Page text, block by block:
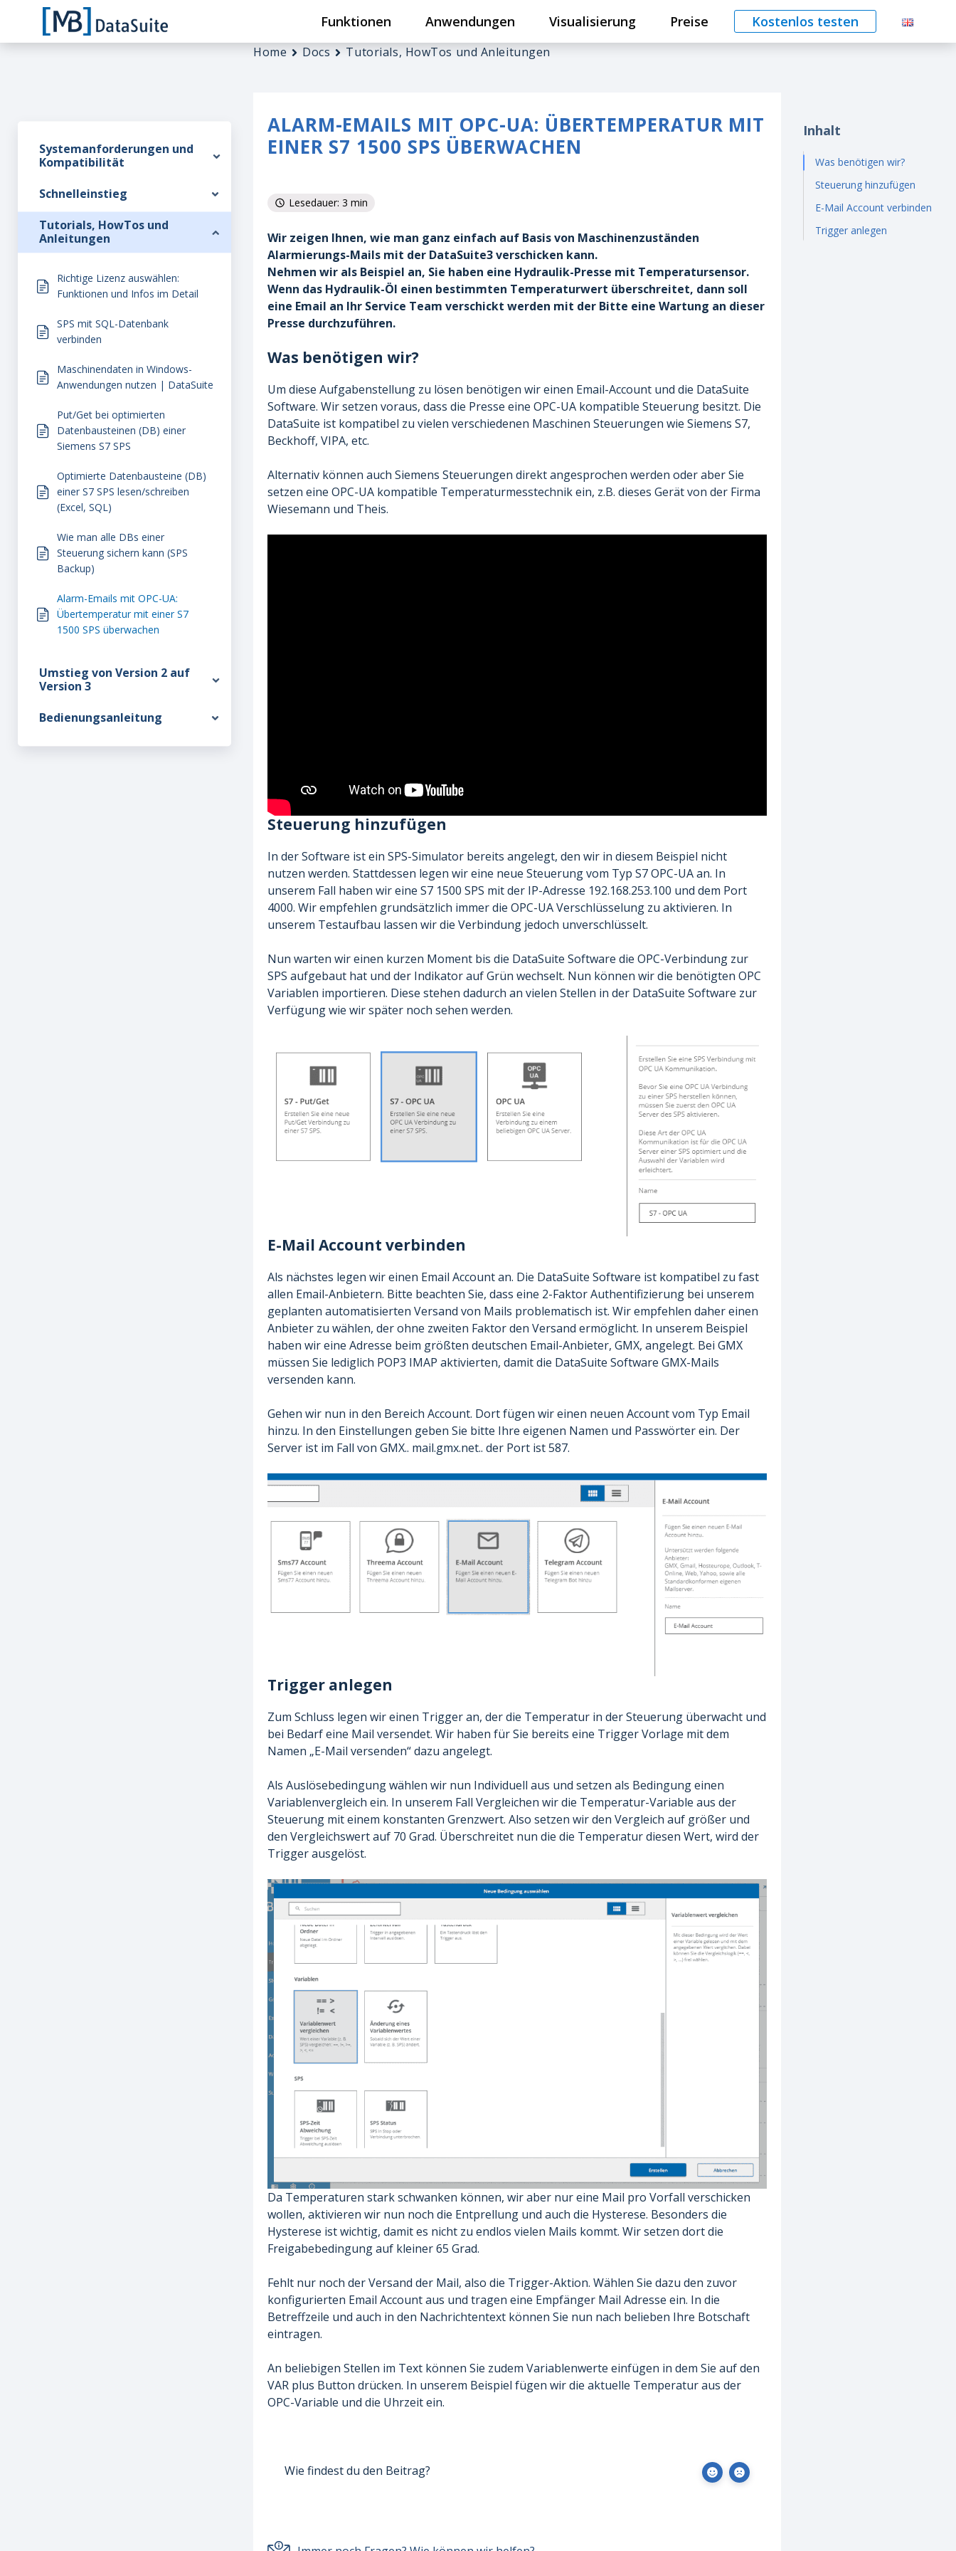
Funktionen Anwendungen Visualisierung Preise Kostenlos testen
Systemanforderungen und
Kompatibilität
Schnelleinstieg
Tutorials, HowTos und
Anleitungen
Richtige Lizenz auswählen:
Funktionen und Infos im Detail
SPS mit SQL-Datenbank
verbinden
Maschinendaten in Windows-
Anwendungen nutzen | DataSuite
Put/Get bei optimierten
Datenbausteinen (DB) einer
Siemens S7 SPS
Optimierte Datenbausteine (DB)
einer S7 SPS lesen/schreiben
(Excel, SQL)
Wie man alle DBs einer
Steuerung sichern kann (SPS
Backup)
Alarm-Emails mit OPC-UA:
Übertemperatur mit einer S7
1500 SPS überwachen
Umstieg von Version 2 auf
Version 3
Bedienungsanleitung
Home Docs Tutorials, HowTos und Anleitungen
ALARM-EMAILS MIT OPC-UA: ÜBERTEMPERATUR MIT
EINER S7 1500 SPS ÜBERWACHEN
Lesedauer: 3 min
Wir zeigen Ihnen, wie man ganz einfach auf Basis von Maschinenzuständen
Alarmierungs-Mails mit der DataSuite3 verschicken kann.
Nehmen wir als Beispiel an, Sie haben eine Hydraulik-Presse mit Temperatursensor.
Wenn das Hydraulik-Öl einen bestimmten Temperaturwert überschreitet, dann soll
eine Email an Ihr Service Team verschickt werden mit der Bitte eine Wartung an dieser
Presse durchzuführen.
Was benötigen wir?
Um diese Aufgabenstellung zu lösen benötigen wir einen Email-Account und die DataSuite
Software. Wir setzen voraus, dass die Presse eine OPC-UA kompatible Steuerung besitzt. Die
DataSuite ist kompatibel zu vielen verschiedenen Maschinen Steuerungen wie Siemens S7,
Beckhoff, VIPA, etc.
Alternativ können auch Siemens Steuerungen direkt angesprochen werden oder aber Sie
setzen eine OPC-UA kompatible Temperaturmesstechnik ein, z.B. dieses Gerät von der Firma
Wiesemann und Theis.
Steuerung hinzufügen
In der Software ist ein SPS-Simulator bereits angelegt, den wir in diesem Beispiel nicht
nutzen werden. Stattdessen legen wir eine neue Steuerung vom Typ S7 OPC-UA an. In
unserem Fall haben wir eine S7 1500 SPS mit der IP-Adresse 192.168.253.100 und dem Port
4000. Wir empfehlen grundsätzlich immer die OPC-UA Verschlüsselung zu aktivieren. In
unserem Testaufbau lassen wir die Verbindung jedoch unverschlüsselt.
Nun warten wir einen kurzen Moment bis die DataSuite Software die OPC-Verbindung zur
SPS aufgebaut hat und der Indikator auf Grün wechselt. Nun können wir die benötigten OPC
Variablen importieren. Diese stehen dadurch an vielen Stellen in der DataSuite Software zur
Verfügung wie wir später noch sehen werden.
E-Mail Account verbinden
Als nächstes legen wir einen Email Account an. Die DataSuite Software ist kompatibel zu fast
allen Email-Anbietern. Bitte beachten Sie, dass eine 2-Faktor Authentifizierung bei unserem
geplanten automatisierten Versand von Mails problematisch ist. Wir empfehlen daher einen
Anbieter zu wählen, der ohne zweiten Faktor den Versand ermöglicht. In unserem Beispiel
haben wir eine Adresse beim größten deutschen Email-Anbieter, GMX, angelegt. Bei GMX
müssen Sie lediglich POP3 IMAP aktivierten, damit die DataSuite Software GMX-Mails
versenden kann.
Gehen wir nun in den Bereich Account. Dort fügen wir einen neuen Account vom Typ Email
hinzu. In den Einstellungen geben Sie bitte Ihre eigenen Namen und Passwörter ein. Der
Server ist im Fall von GMX.. mail.gmx.net.. der Port ist 587.
Trigger anlegen
Zum Schluss legen wir einen Trigger an, der die Temperatur in der Steuerung überwacht und
bei Bedarf eine Mail versendet. Wir haben für Sie bereits eine Trigger Vorlage mit dem
Namen „E-Mail versenden“ dazu angelegt.
Als Auslösebedingung wählen wir nun Individuell aus und setzen als Bedingung einen
Variablenvergleich ein. In unserem Fall Vergleichen wir die Temperatur-Variable aus der
Steuerung mit einem konstanten Grenzwert. Also setzen wir den Vergleich auf größer und
den Vergleichswert auf 70 Grad. Überschreitet nun die die Temperatur diesen Wert, wird der
Trigger ausgelöst.
Da Temperaturen stark schwanken können, wir aber nur eine Mail pro Vorfall verschicken
wollen, aktivieren wir nun noch die Entprellung und auch die Hysterese. Besonders die
Hysterese ist wichtig, damit es nicht zu endlos vielen Mails kommt. Wir setzen dort die
Freigabebedingung auf kleiner 65 Grad.
Fehlt nur noch der Versand der Mail, also die Trigger-Aktion. Wählen Sie dazu den zuvor
konfigurierten Email Account aus und tragen eine Empfänger Mail Adresse ein. In die
Betreffzeile und auch in den Nachrichtentext können Sie nun nach belieben Ihre Botschaft
eintragen.
An beliebigen Stellen im Text können Sie zudem Variablenwerte einfügen in dem Sie auf den
VAR plus Button drücken. In unserem Beispiel fügen wir die aktuelle Temperatur aus der
OPC-Variable und die Uhrzeit ein.
Wie findest du den Beitrag?
Inhalt
Was benötigen wir?
Steuerung hinzufügen
E-Mail Account verbinden
Trigger anlegen